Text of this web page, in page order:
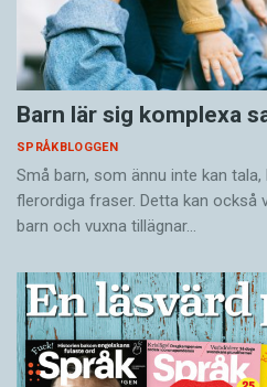
Barn lär sig komplexa
SPRÅKBLOGGEN
Små barn, som ännu inte kan
flerordiga fraser. Detta kan också
barn och vuxna tillägnar…